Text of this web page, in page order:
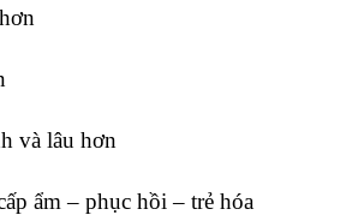
và lâu hơn
ẩm – phục hồi – trẻ hóa